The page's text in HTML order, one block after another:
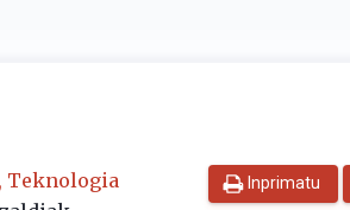
Teknologia
Inprimatu